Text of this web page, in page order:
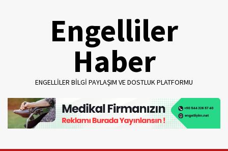
Engelliler
Haber
ENGELLILER BILGI PAYLAŞIM VE DOSTLUK PLATFORMU